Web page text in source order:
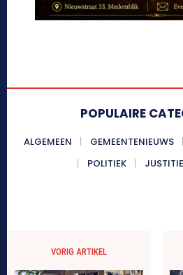
POPULAIRE
ALGEMEEN GEMEENTENIEUWS
POLITIEK
JUSTITIE
VORIG ARTIKEL